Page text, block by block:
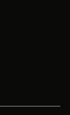
nueva
pestaña nueva
en una pestaña
en una pestaña